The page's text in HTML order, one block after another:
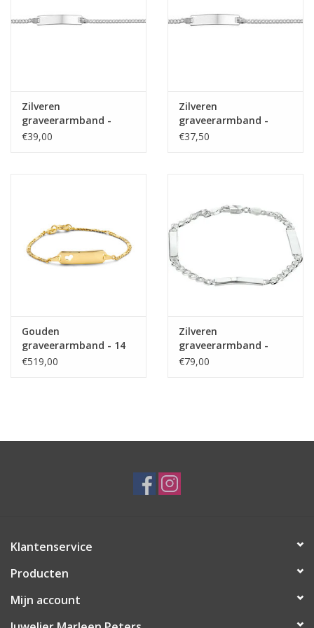
Zilveren
graveerarmband -
Gerhodineerd - 11-13
€39,00
Zilveren
graveerarmband -
Gerhodineerd -
€37,50
Gouden
graveerarmband - 14
karaats - Fantasie
€519,00
Zilveren
graveerarmband -
Anker - 3 plaatjes - 4,0
€79,00
Klantenservice
Producten
Mijn account